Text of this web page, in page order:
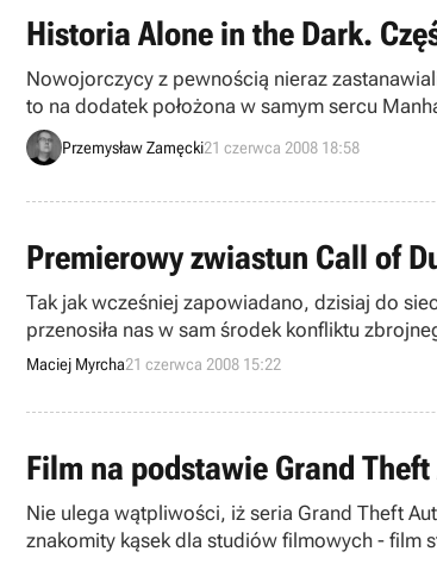
Historia Alone in the Dark.
Nowojorczycy z pewnością nieraz
to na dodatek położona w samym sercu
my jednak przez chwilę przyjrzyjmy się faktom.
Przemysław Zamęcki21 czerwca 2008 18:58
Premierowy zwiastun Call of
Tak jak wcześniej zapowiadano, dzisiaj do
przenosiła nas w sam środek konfliktu
Maciej Myrcha21 czerwca 2008 15:22
Film na podstawie Grand
Nie ulega wątpliwości, iż seria Grand Theft
znakomity kąsek dla studiów filmowych - film